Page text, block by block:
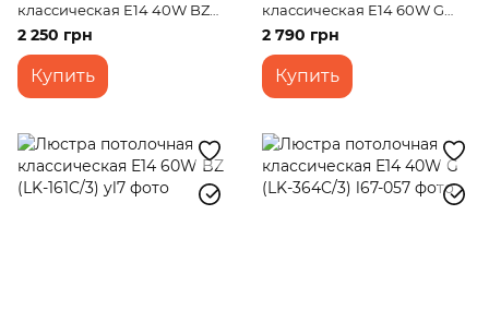
классическая E14 40W BZ
(LK-280C/3)
2 250 грн
Купить
классическая E14 60W G
(LK-176C/4)
2 790 грн
Купить